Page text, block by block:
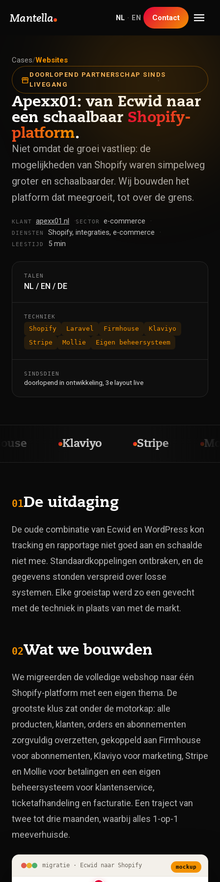
Mantella NL · EN Contact menu
Cases/Websites
storefront DOORLOPEND PARTNERSCHAP SINDS
LIVEGANG
Apexx01: van Ecwid naar
een schaalbaar Shopify-
platform.
Niet omdat de groei vastliep: de
mogelijkheden van Shopify waren simpelweg
groter en schaalbaarder. Wij bouwden het
platform dat meegroeit, tot over de grens.
KLANT apexx01.nl SECTOR e-commerce
DIENSTEN Shopify, integraties, e-commerce
LEESTIJD 5 min
TALEN
NL / EN / DE
TECHNIEK
Shopify Laravel Firmhouse
Klaviyo
Stripe
Mollie Eigen beheersysteem
SINDSDIEN
doorlopend in ontwikkeling, 3e layout live
Klaviyo Stripe
01De uitdaging
De oude combinatie van Ecwid en WordPress kon
tracking en rapportage niet goed aan en schaalde
niet mee. Standaardkoppelingen ontbraken, en de
gegevens stonden verspreid over losse
systemen. Elke groeistap werd zo een gevecht
met de techniek in plaats van met de markt.
02Wat we bouwden
We migreerden de volledige webshop naar één
Shopify-platform met een eigen thema. De
grootste klus zat onder de motorkap: alle
producten, klanten, orders en abonnementen
zorgvuldig overzetten, gekoppeld aan Firmhouse
voor abonnementen, Klaviyo voor marketing, Stripe
en Mollie voor betalingen en een eigen
beheersysteem voor klantenservice,
ticketafhandeling en facturatie. Een traject van
twee tot drie maanden, waarbij alles 1-op-1
meeverhuisde.
mockup
migratie · Ecwid naar Shopify